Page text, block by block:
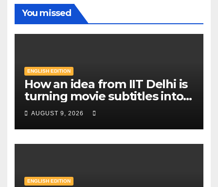
You missed
ENGLISH EDITION
How an idea from IIT Delhi is
turning movie subtitles into a
literacy tool for billions in
India | Mint
AUGUST 9, 2026
ENGLISH EDITION